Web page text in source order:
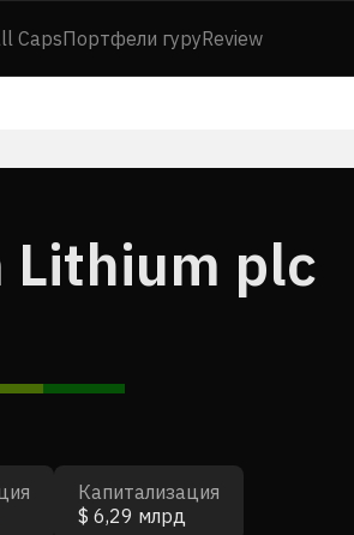
CapsПортфели гуруReview
plc
Капитализация
$ 6,29 млрд